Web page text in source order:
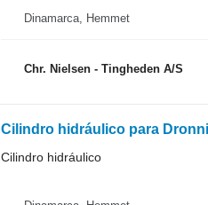
Dinamarca, Hemmet
Chr. Nielsen - Tingheden A/S
Cilindro hidráulico para
Cilindro hidráulico